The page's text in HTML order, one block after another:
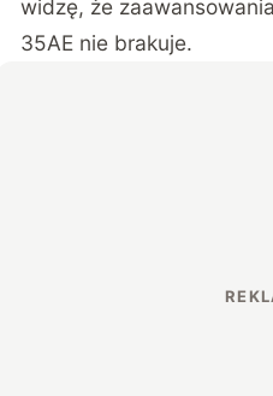
widzę, że
35AE nie brakuje.